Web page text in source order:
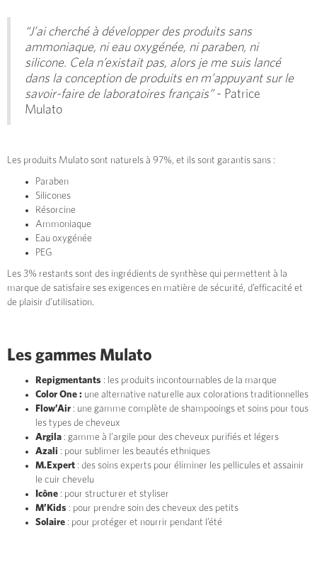
“J’ai cherché à développer des produits sans
ammoniaque, ni eau oxygénée, ni paraben, ni
silicone. Cela n’existait pas, alors je me suis lancé
dans la conception de produits en m’appuyant sur le
savoir-faire de laboratoires français”- Patrice
Mulato
Les produits Mulato sont naturels à 97%, et ils sont garantis sans :
Paraben
Silicones
Résorcine
Ammoniaque
Eau oxygénée
PEG
Les 3% restants sont des ingrédients de synthèse qui permettent à la
marque de satisfaire ses exigences en matière de sécurité, d’efficacité et
de plaisir d’utilisation.
Les gammes Mulato
Repigmentants : les produits incontournables de la marque
Color One : une alternative naturelle aux colorations traditionnelles
Flow’Air : une gamme complète de shampooings et soins pour tous
les types de cheveux
Argila : gamme à l’argile pour des cheveux purifiés et légers
Azali : pour sublimer les beautés ethniques
M.Expert : des soins experts pour éliminer les pellicules et assainir
le cuir chevelu
Icône : pour structurer et styliser
M’Kids : pour prendre soin des cheveux des petits
Solaire : pour protéger et nourrir pendant l’été